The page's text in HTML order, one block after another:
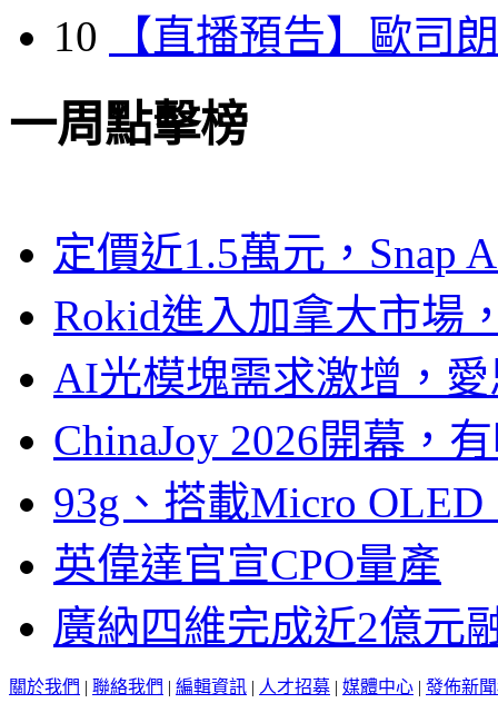
10
【直播預告】歐司
一周點擊榜
定價近1.5萬元，Snap
Rokid進入加拿大市場
AI光模塊需求激增，
ChinaJoy 2026開幕，
93g、搭載Micro
英偉達官宣CPO量產
廣納四維完成近2億元
關於我們 | 聯絡我們 | 編輯資訊 | 人才招募 | 媒體中心 | 發佈新